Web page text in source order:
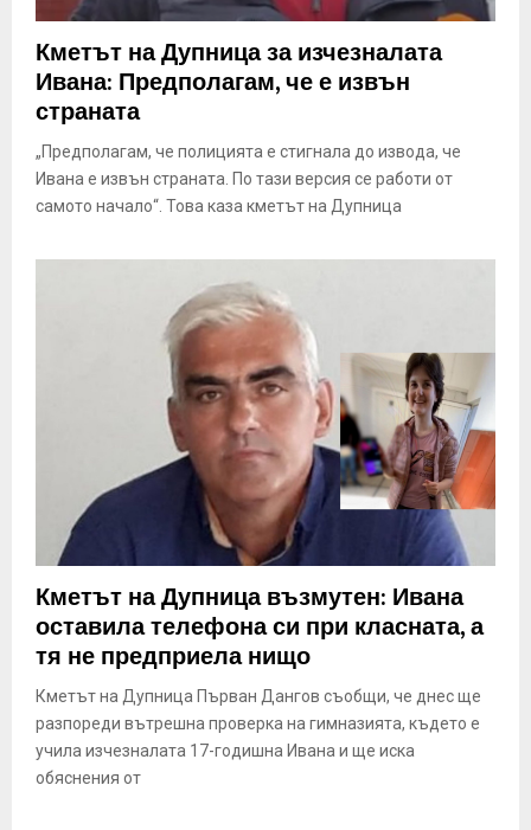
Кметът на Дупница за изчезналата
Ивана: Предполагам, че е извън
страната
„Предполагам, че полицията е стигнала до извода, че
Ивана е извън страната. По тази версия се работи от
самото начало“. Това каза кметът на Дупница
Кметът на Дупница възмутен: Ивана
оставила телефона си при класната, а
тя не предприела нищо
Кметът на Дупница Първан Дангов съобщи, че днес ще
разпореди вътрешна проверка на гимназията, където е
учила изчезналата 17-годишна Ивана и ще иска
обяснения от